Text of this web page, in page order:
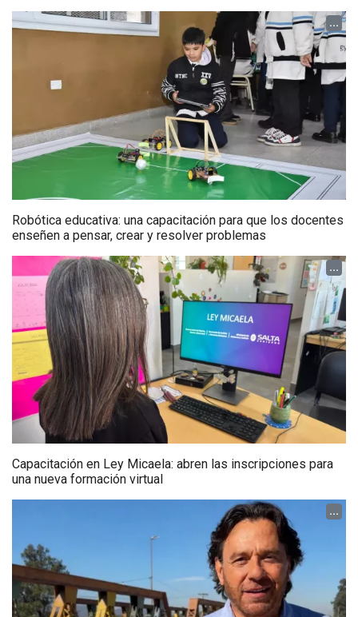
...
Robótica educativa: una capacitación para que los docentes
enseñen a pensar, crear y resolver problemas
...
Capacitación en Ley Micaela: abren las inscripciones para
una nueva formación virtual
...